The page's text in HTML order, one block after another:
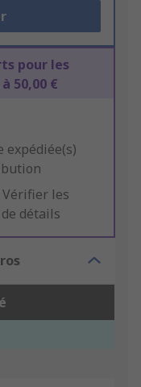
pour les
50,00 €
expédiée(s)
les
détails